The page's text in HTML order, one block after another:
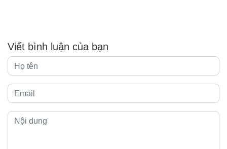
Viết bình luận của bạn